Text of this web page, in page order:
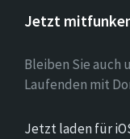
Jetzt
Bleiben Sie auch
Laufenden mit
Jetzt laden für